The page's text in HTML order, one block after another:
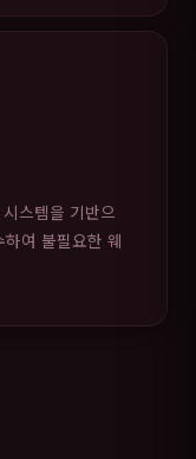
스템을 기반으
하여 불필요한 웨